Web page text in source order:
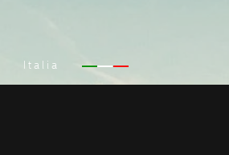
Italia